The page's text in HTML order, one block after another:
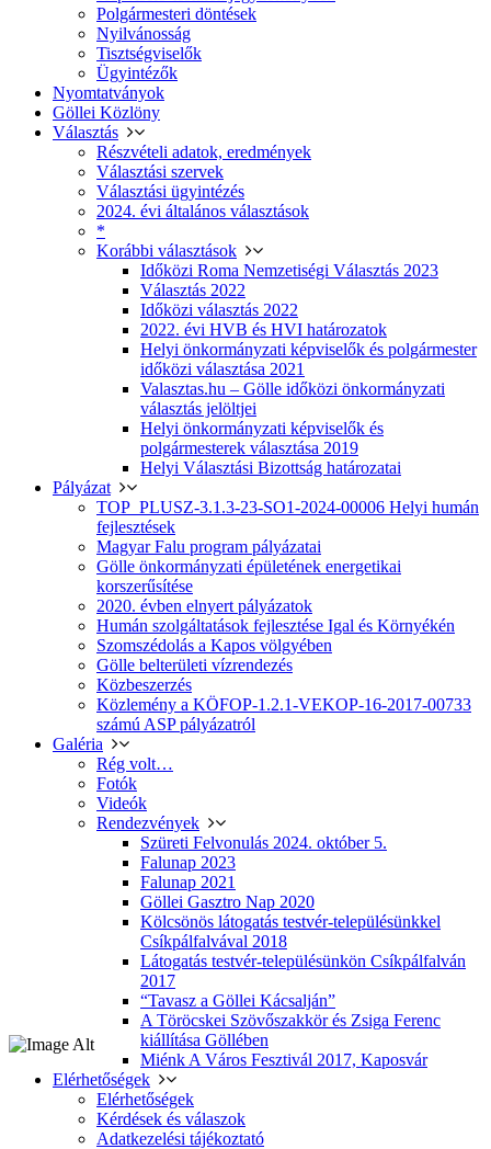
Polgármesteri döntések
Nyilvánosság
Tisztségviselők
Ügyintézők
Nyomtatványok
Göllei Közlöny
Választás
Részvételi adatok, eredmények
Választási szervek
Választási ügyintézés
2024. évi általános választások
*
Korábbi választások
Időközi Roma Nemzetiségi Választás 2023
Választás 2022
Időközi választás 2022
2022. évi HVB és HVI határozatok
Helyi önkormányzati képviselők és polgármester
időközi választása 2021
Valasztas.hu – Gölle időközi önkormányzati
választás jelöltjei
Helyi önkormányzati képviselők és
polgármesterek választása 2019
Helyi Választási Bizottság határozatai
Pályázat
TOP_PLUSZ-3.1.3-23-SO1-2024-00006 Helyi humán
fejlesztések
Magyar Falu program pályázatai
Gölle önkormányzati épületének energetikai
korszerűsítése
2020. évben elnyert pályázatok
Humán szolgáltatások fejlesztése Igal és Környékén
Szomszédolás a Kapos völgyében
Gölle belterületi vízrendezés
Közbeszerzés
Közlemény a KÖFOP-1.2.1-VEKOP-16-2017-00733
számú ASP pályázatról
Galéria
Rég volt…
Fotók
Videók
Rendezvények
Szüreti Felvonulás 2024. október 5.
Falunap 2023
Falunap 2021
Göllei Gasztro Nap 2020
Kölcsönös látogatás testvér-településünkkel
Csíkpálfalvával 2018
Látogatás testvér-településünkön Csíkpálfalván
2017
“Tavasz a Göllei Kácsalján”
A Töröcskei Szövőszakkör és Zsiga Ferenc
kiállítása Göllében
Miénk A Város Fesztivál 2017, Kaposvár
Elérhetőségek
Elérhetőségek
Kérdések és válaszok
Adatkezelési tájékoztató